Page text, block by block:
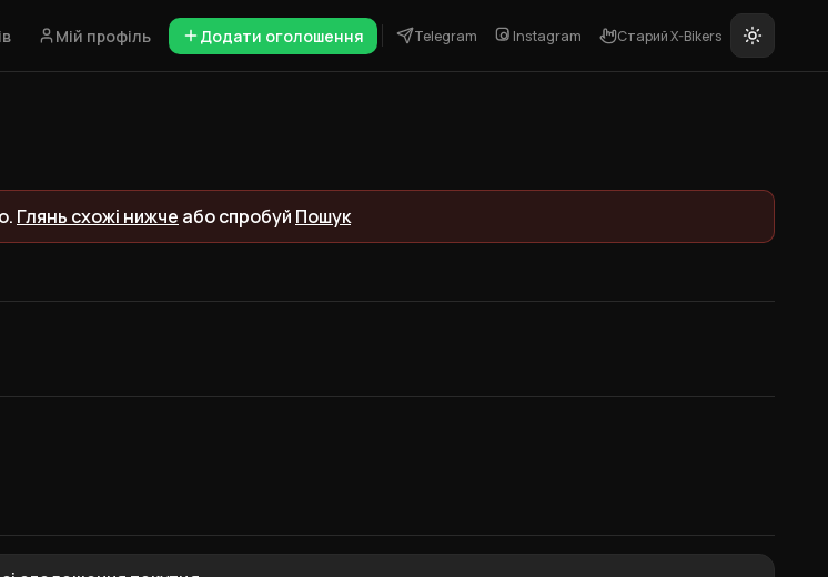
Мій профіль Додати оголошення Telegram Instagram Старий X-Bikers
Глянь схожі нижче або спробуй Пошук